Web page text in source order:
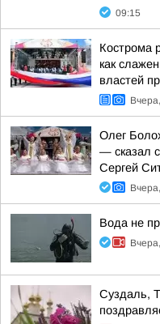
09:15
Кострома
как
властей
Олег
— сказал
Сергей
Вода не
Суздаль,